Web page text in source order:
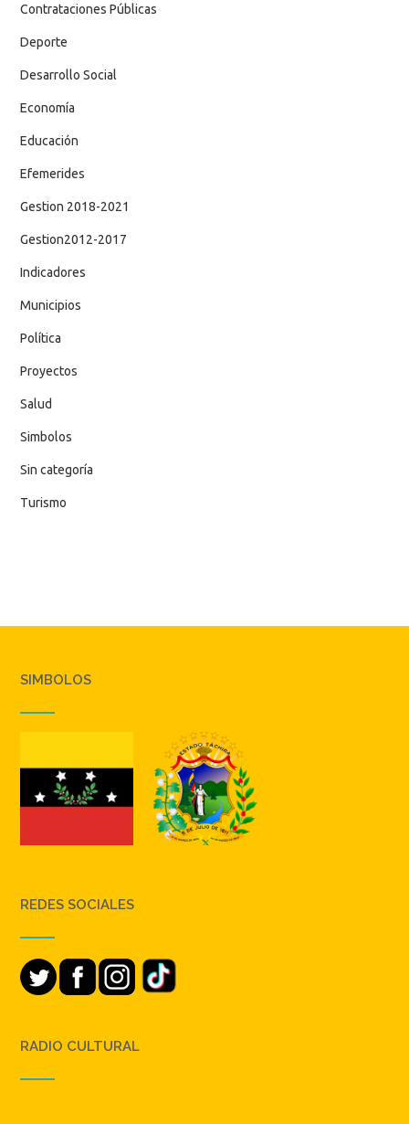
Contrataciones Públicas
Deporte
Desarrollo Social
Economía
Educación
Efemerides
Gestion 2018-2021
Gestion2012-2017
Indicadores
Municipios
Política
Proyectos
Salud
Simbolos
Sin categoría
Turismo
SIMBOLOS
REDES SOCIALES
RADIO CULTURAL